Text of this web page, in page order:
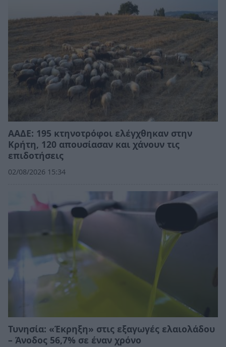
ΑΑΔΕ: 195 κτηνοτρόφοι ελέγχθηκαν στην
Κρήτη, 120 απουσίασαν και χάνουν τις
επιδοτήσεις
02/08/2026 15:34
Τυνησία: «Έκρηξη» στις εξαγωγές ελαιολάδου
– Άνοδος 56,7% σε έναν χρόνο